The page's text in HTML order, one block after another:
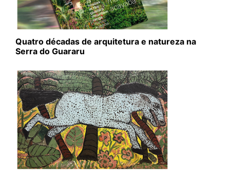
Quatro décadas de arquitetura e natureza na
Serra do Guararu